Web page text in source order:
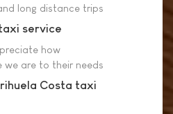
long distance trips
service
how
we are to their needs
Costa taxi